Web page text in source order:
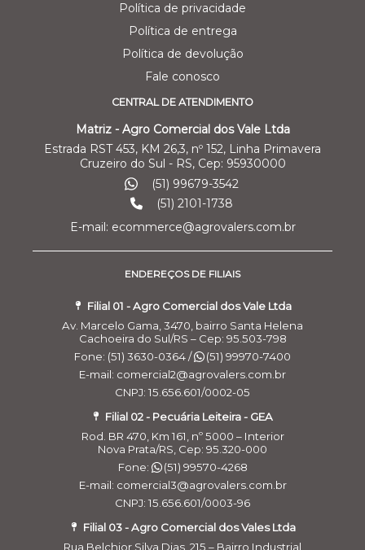
Política de privacidade
Política de entrega
Política de devolução
Fale conosco
CENTRAL DE ATENDIMENTO
Matriz - Agro Comercial dos Vale Ltda
Estrada RST 453, KM 26,3, nº 152, Linha Primavera
Cruzeiro do Sul - RS, Cep: 95930000
(51) 99679-3542
(51) 2101-1738
E-mail: ecommerce@agrovalers.com.br
ENDEREÇOS DE FILIAIS
Filial 01 - Agro Comercial dos Vale Ltda
Av. Marcelo Gama, 3470, bairro Santa Helena
Cachoeira do Sul/RS – Cep: 95.503-798
Fone: (51) 3630-0364 /
(51) 99970-7400
E-mail: comercial2@agrovalers.com.br
CNPJ: 15.656.601/0002-05
Filial 02 - Pecuária Leiteira - GEA
Rod. BR 470, Km 161, nº 5000 – Interior
Nova Prata/RS, Cep: 95.320-000
Fone:
(51) 99570-4268
E-mail: comercial3@agrovalers.com.br
CNPJ: 15.656.601/0003-96
Filial 03 - Agro Comercial dos Vales Ltda
Rua Belchior Silva Dias, 215 – Bairro Industrial
a gente usa cookies para personalizar anúncios e melhorar a
sua experiência no site. Ao continuar navegando, você concorda com a